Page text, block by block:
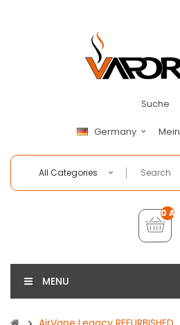
Suche
Germany
All Categories
0
MENU